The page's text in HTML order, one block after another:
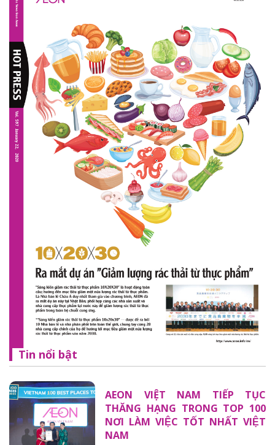
Tin nổi bật
AEON VIỆT NAM TIẾP TỤC
THĂNG HẠNG TRONG TOP 100
NƠI LÀM VIỆC TỐT NHẤT VIỆT
NAM